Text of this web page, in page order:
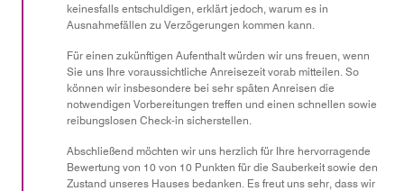
keinesfalls entschuldigen, erklärt jedoch, warum es in
Ausnahmefällen zu Verzögerungen kommen kann.
Für einen zukünftigen Aufenthalt würden wir uns freuen, wenn
Sie uns Ihre voraussichtliche Anreisezeit vorab mitteilen. So
können wir insbesondere bei sehr späten Anreisen die
notwendigen Vorbereitungen treffen und einen schnellen sowie
reibungslosen Check-in sicherstellen.
Abschließend möchten wir uns herzlich für Ihre hervorragende
Bewertung von 10 von 10 Punkten für die Sauberkeit sowie den
Zustand unseres Hauses bedanken. Es freut uns sehr, dass wir